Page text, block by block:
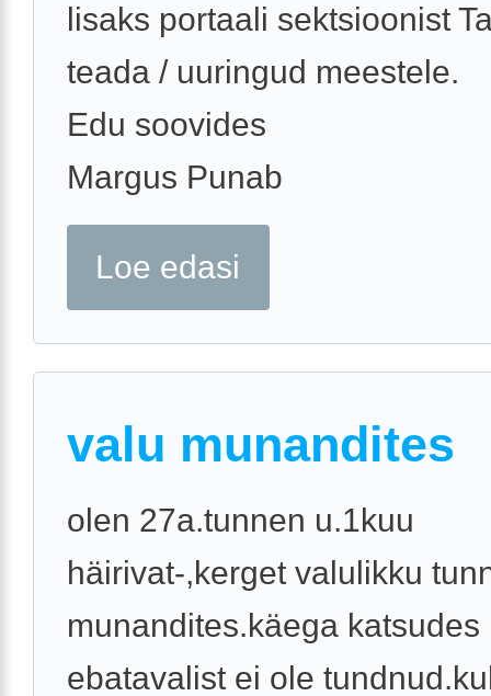
lisaks portaali sektsioonist
teada / uuringud meestele.
Edu soovides
Margus Punab
Loe edasi
valu munandites
olen 27a.tunnen u.1kuu
häirivat-,kerget valulikku
munandites.käega katsudes
ebatavalist ei ole